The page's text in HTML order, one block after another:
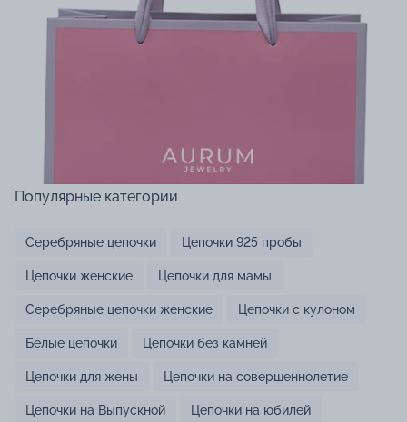
Популярные категории
Серебряные цепочки Цепочки 925 пробы
Цепочки женские Цепочки для мамы
Серебряные цепочки женские Цепочки с кулоном
Белые цепочки Цепочки без камней
Цепочки для жены Цепочки на совершеннолетие
Цепочки на Выпускной Цепочки на юбилей